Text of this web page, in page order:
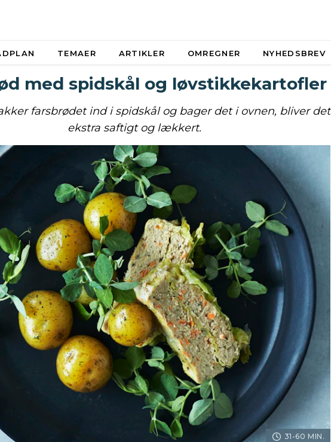
TEMAER ARTIKLER OMREGNER NYHEDSBREV
med spidskål og løvstikkekartofler
farsbrødet ind i spidskål og bager det i ovnen, bliver det
ekstra saftigt og lækkert.
31-60 MIN.